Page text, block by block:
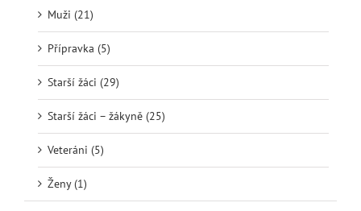
Muži (21)
Přípravka (5)
Starší žáci (29)
Starší žáci – žákyně (25)
Veteráni (5)
Ženy (1)